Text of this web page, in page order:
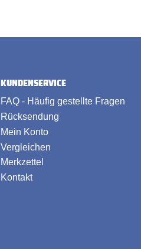
KUNDENSERVICE
FAQ - Häufig gestellte Fragen
Rücksendung
Mein Konto
Vergleichen
Merkzettel
Kontakt